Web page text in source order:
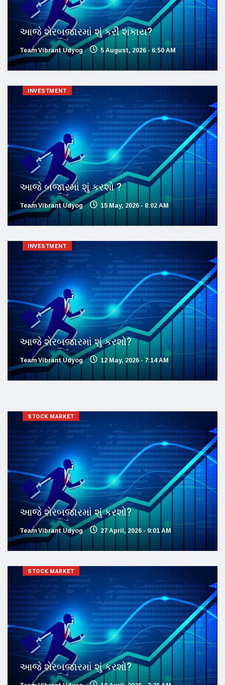
આજે શેરબજારમાં શું કરી શકાય?
Team Vibrant Udyog 5 August, 2026 - 6:50 AM
INVESTMENT
આજે બજારમાં શું કરશો ?
Team Vibrant Udyog 15 May, 2026 - 8:02 AM
INVESTMENT
આજે શેરબજારમાં શું કરશો?
Team Vibrant Udyog 12 May, 2026 - 7:14 AM
STOCK MARKET
આજે શેરબજારમાં શું કરશો?
Team Vibrant Udyog 27 April, 2026 - 9:01 AM
STOCK MARKET
આજે શેરબજારમાં શું કરશો?